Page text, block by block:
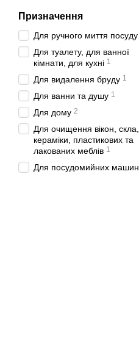
Призначення
Для ручного миття посуду
Для туалету, для ванної
кімнати, для кухні 1
Для видалення бруду 1
Для ванни та душу 1
Для дому 2
Для очищення вікон, скла,
кераміки, пластикових та
лакованих меблів 1
Для посудомийних машин